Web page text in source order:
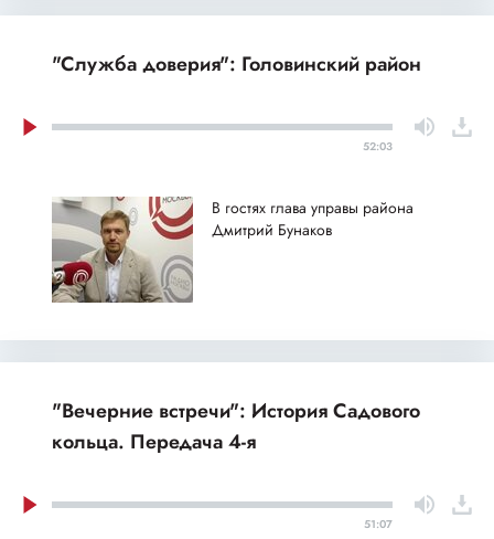
"Служба доверия": Головинский район
52:03
В гостях глава управы района
Дмитрий Бунаков
"Вечерние встречи": История Садового
кольца. Передача 4-я
51:07